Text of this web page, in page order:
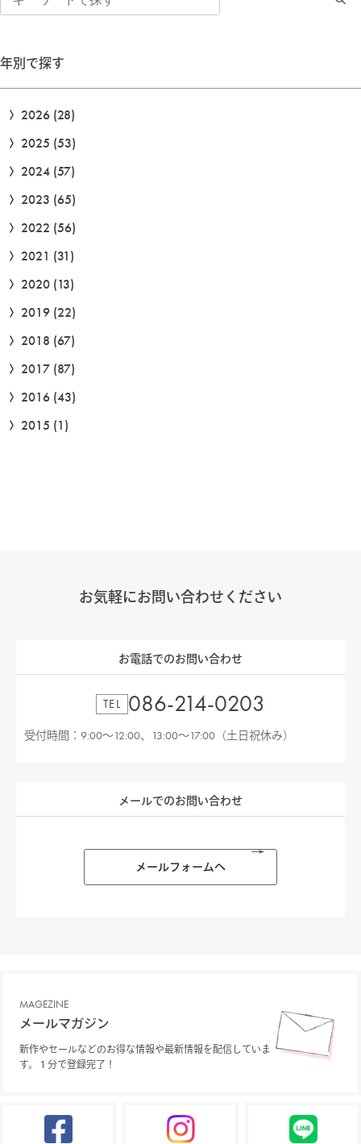
索
年別で探す
2026 (28)
2025 (53)
2024 (57)
2023 (65)
2022 (56)
2021 (31)
2020 (13)
2019 (22)
2018 (67)
2017 (87)
2016 (43)
2015 (1)
お気軽にお問い合わせください
お電話でのお問い合わせ
TEL 086-214-0203
受付時間：9:00〜12:00、13:00〜17:00（土日祝休み）
メールでのお問い合わせ
メールフォームへ
MAGEZINE
メールマガジン
新作やセールなどのお得な情報や最新情報を配信していま
す。１分で登録完了！